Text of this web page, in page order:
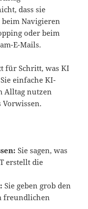
dass sie
Navigieren
oder beim
E-Mails.
für Schritt, was KI
einfache KI-
Alltag nutzen
Vorwissen.
Sie sagen, was
erstellt die
Sie geben grob den
freundlichen